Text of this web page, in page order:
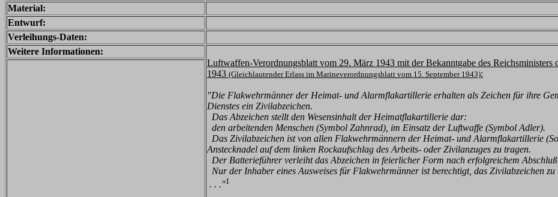
Material:
Entwurf:
Verleihungs-Daten:
Weitere Informationen:
Luftwaffen-Verordnungsblatt vom 29. März 1943 mit der Bekanntgabe des
1943 (Gleichlautender Erlass im Marineverordnungsblatt vom 15. September 1943):
"Die Flakwehrmänner der Heimat- und Alarmflakartillerie erhalten als Zeichen für ihre
Dienstes ein Zivilabzeichen.
Das Abzeichen stellt den Wesensinhalt der Heimatflakartillerie dar:
den arbeitenden Menschen (Symbol Zahnrad), im Einsatz der Luftwaffe (Symbol Adler).
Das Zivilabzeichen ist von allen Flakwehrmännern der Heimat- und Alarmflakartillerie
Anstecknadel auf dem linken Rockaufschlag des Arbeits- oder Zivilanzuges zu tragen.
Der Batterieführer verleiht das Abzeichen in feierlicher Form nach erfolgreichem
Nur der Inhaber eines Ausweises für Flakwehrmänner ist berechtigt, das Zivilabzeichen zu
. . ."1